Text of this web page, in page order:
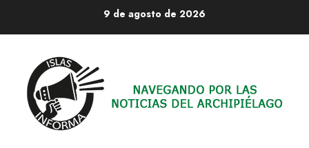
9 de agosto de 2026